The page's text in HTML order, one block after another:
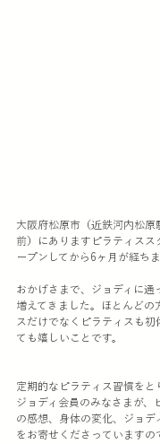
大阪府松原市（近鉄河内松原
前）にありますピラティスス
ープンしてから6ヶ月が経ちま
おかげさまで、ジョディに通
増えてきました。ほとんどの
スだけでなくピラティスも初
ても嬉しいことです。
定期的なピラティス習慣をと
ジョディ会員のみなさまが、
の感想、身体の変化、ジョデ
をお寄せくださっていますの